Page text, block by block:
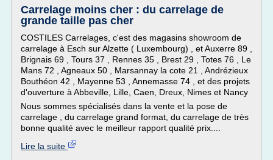
Carrelage moins cher : du carrelage de
grande taille pas cher
COSTILES Carrelages, c'est des magasins showroom de
carrelage à Esch sur Alzette ( Luxembourg) , et Auxerre 89 ,
Brignais 69 , Tours 37 , Rennes 35 , Brest 29 , Totes 76 , Le
Mans 72 , Agneaux 50 , Marsannay la cote 21 , Andrézieux
Bouthéon 42 , Mayenne 53 , Annemasse 74 , et des projets
d'ouverture à Abbeville, Lille, Caen, Dreux, Nimes et Nancy
Nous sommes spécialisés dans la vente et la pose de
carrelage , du carrelage grand format, du carrelage de très
bonne qualité avec le meilleur rapport qualité prix....
Lire la suite